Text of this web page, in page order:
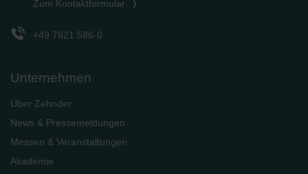
Zum Kontaktformular
+49 7821 586-0
Unternehmen
Über Zehnder
News & Pressemeldungen
Messen & Veranstaltungen
Akademie